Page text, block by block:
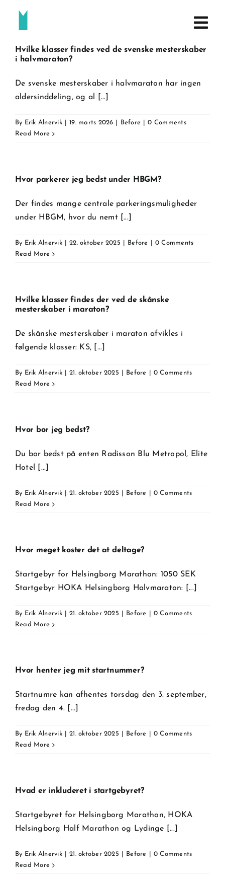
Hvilke klasser findes ved de svenske mesterskaber
i halvmaraton?
De svenske mesterskaber i halvmaraton har ingen
aldersinddeling, og al [...]
By Erik Alnervik 19. marts 2026 Before
0 Comments
Read More
Hvor parkerer jeg bedst under HBGM?
Der findes mange centrale parkeringsmuligheder
under HBGM, hvor du nemt [...]
By Erik Alnervik 22. oktober 2025 Before
0 Comments
Read More
Hvilke klasser findes der ved de skånske
mesterskaber i maraton?
De skånske mesterskaber i maraton afvikles i
følgende klasser: KS, [...]
By Erik Alnervik 21. oktober 2025 Before
0 Comments
Read More
Hvor bor jeg bedst?
Du bor bedst på enten Radisson Blu Metropol, Elite
Hotel [...]
By Erik Alnervik 21. oktober 2025 Before
0 Comments
Read More
Hvor meget koster det at deltage?
Startgebyr for Helsingborg Marathon: 1050 SEK
Startgebyr HOKA Helsingborg Halvmaraton: [...]
By Erik Alnervik 21. oktober 2025 Before
0 Comments
Read More
Hvor henter jeg mit startnummer?
Startnumre kan afhentes torsdag den 3. september,
fredag den 4. [...]
By Erik Alnervik 21. oktober 2025 Before
0 Comments
Read More
Hvad er inkluderet i startgebyret?
Startgebyret for Helsingborg Marathon, HOKA
Helsingborg Half Marathon og Lydinge [...]
By Erik Alnervik 21. oktober 2025 Before
0 Comments
Read More